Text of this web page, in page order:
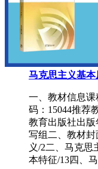
马克思主义基本
一、教材信息
码：15044推荐
教育出版社出版
写组二、教材
义/2二、马克思
本特征/13四、